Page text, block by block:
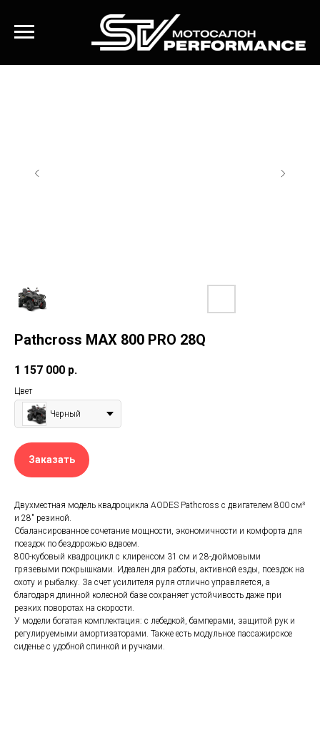
Pathcross MAX 800 PRO 28Q
1 157 000 р.
Цвет
Черный
Заказать
Двухместная модель квадроцикла AODES Pathcross с двигателем 800 см³
и 28″ резиной.
Сбалансированное сочетание мощности, экономичности и комфорта для
поездок по бездорожью вдвоем.
800-кубовый квадроцикл с клиренсом 31 см и 28-дюймовыми
грязевыми покрышками. Идеален для работы, активной езды, поездок на
охоту и рыбалку. За счет усилителя руля отлично управляется, а
благодаря длинной колесной базе сохраняет устойчивость даже при
резких поворотах на скорости.
У модели богатая комплектация: с лебедкой, бамперами, защитой рук и
регулируемыми амортизаторами. Также есть модульное пассажирское
сиденье с удобной спинкой и ручками.